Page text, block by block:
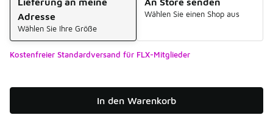
Adresse
Wählen Sie Ihre Größe
Wählen Sie einen Shop aus
Kostenfreier Standardversand für FLX-Mitglieder
In den Warenkorb